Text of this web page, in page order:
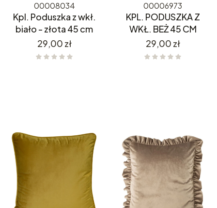
00008034
Kpl. Poduszka z wkł.
biało - złota 45 cm
Cena
29,00 zł
00006973
KPL. PODUSZKA Z
WKŁ. BEŻ 45 CM
Cena
29,00 zł